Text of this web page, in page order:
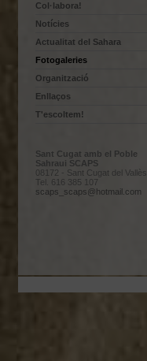
Col·labora!
Notícies
Actualitat del Sahara
Fotogaleries
Organització
Enllaços
T'escoltem!
Sant Cugat amb el Poble
Sahraui SCAPS
08172 - Sant Cugat del Vallès
Tel. 616 385 107
scaps_scaps@hotmail.com